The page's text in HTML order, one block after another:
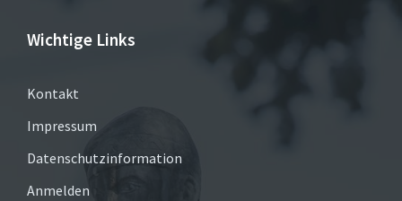
Wichtige Links
Kontakt
Impressum
Datenschutzinformation
Anmelden